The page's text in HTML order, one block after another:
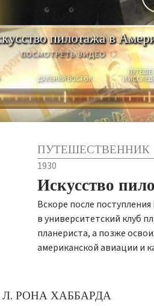
пилотажа в
ПОСМОТРЕТЬ ВИДЕО
ДАЛЬНИЙ ВОСТОК
И
ПУТЕШЕСТВЕННИК
1930
Искусство
Вскоре после
в университетский клуб
планериста, а позже
американской авиации и
РОНА ХАББАРДА